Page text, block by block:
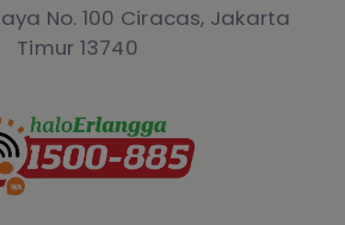
No. 100 Ciracas, Jakarta
Timur 13740